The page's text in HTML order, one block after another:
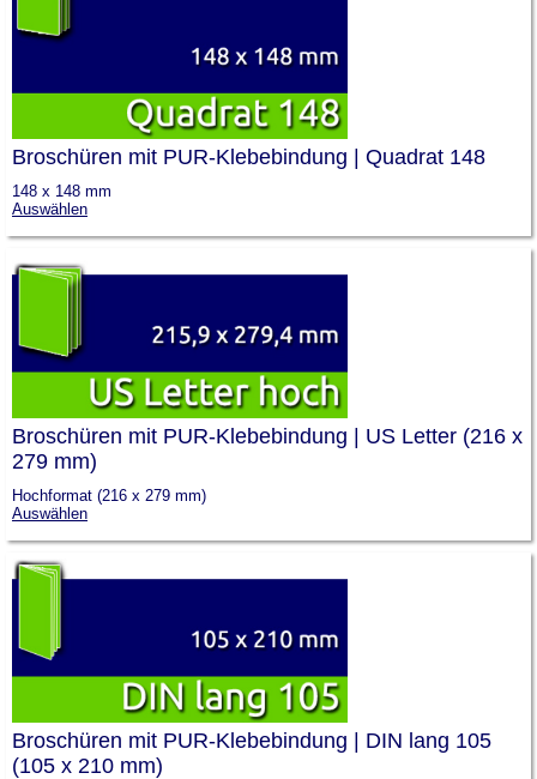
Broschüren mit PUR-Klebebindung | Quadrat 148
148 x 148 mm
Auswählen
Broschüren mit PUR-Klebebindung | US Letter (216 x
279 mm)
Hochformat (216 x 279 mm)
Auswählen
Broschüren mit PUR-Klebebindung | DIN lang 105
(105 x 210 mm)